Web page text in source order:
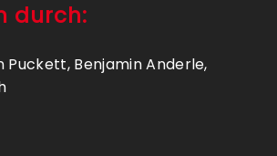
durch:
Puckett, Benjamin Anderle,